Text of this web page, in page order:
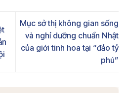
Mục sở thị không gian sống
và nghỉ dưỡng chuẩn Nhật
của giới tinh hoa tại “đảo tỷ
phú”